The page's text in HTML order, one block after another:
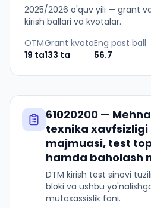
2025/2026 o'quv yili — grant
kirish ballari va kvotalar.
OTM
19 ta
Grant kvota
133 ta
Eng past ball
56.7
61020200 —
texnika xavfsizligi
majmuasi, test
hamda baholash
DTM kirish test sinovi
bloki va ushbu
mutaxassislik fani.